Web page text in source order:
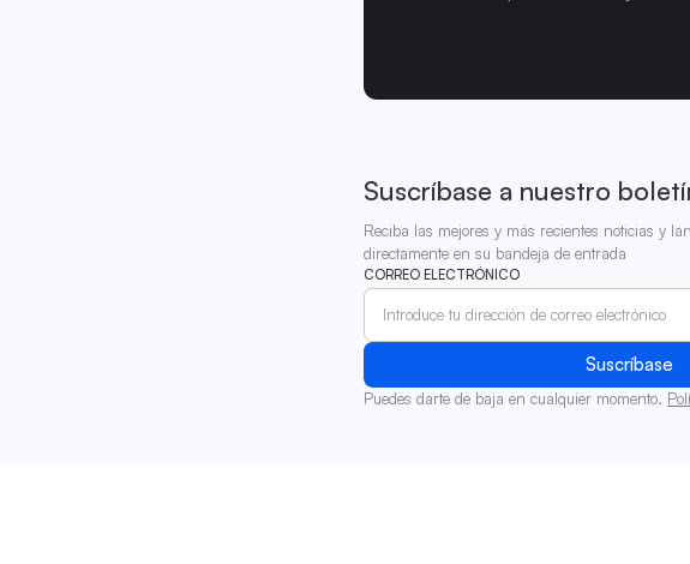
Suscríbase a nuestro
Reciba las mejores y más recientes noticias y
directamente en su bandeja de entrada
CORREO ELECTRÓNICO
Puedes darte de baja en cualquier momento.